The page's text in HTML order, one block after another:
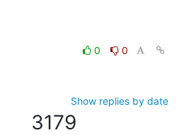
0
0
Show replies by date
3179